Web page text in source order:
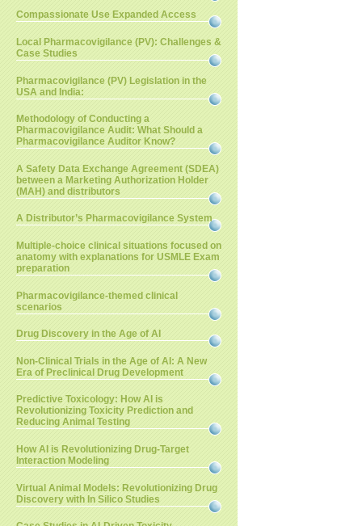
Compassionate Use Expanded Access
Local Pharmacovigilance (PV): Challenges &
Case Studies
Pharmacovigilance (PV) Legislation in the
USA and India:
Methodology of Conducting a
Pharmacovigilance Audit: What Should a
Pharmacovigilance Auditor Know?
A Safety Data Exchange Agreement (SDEA)
between a Marketing Authorization Holder
(MAH) and distributors
A Distributor’s Pharmacovigilance System
Multiple-choice clinical situations focused on
anatomy with explanations for USMLE Exam
preparation
Pharmacovigilance-themed clinical
scenarios
Drug Discovery in the Age of AI
Non-Clinical Trials in the Age of AI: A New
Era of Preclinical Drug Development
Predictive Toxicology: How AI is
Revolutionizing Toxicity Prediction and
Reducing Animal Testing
How AI is Revolutionizing Drug-Target
Interaction Modeling
Virtual Animal Models: Revolutionizing Drug
Discovery with In Silico Studies